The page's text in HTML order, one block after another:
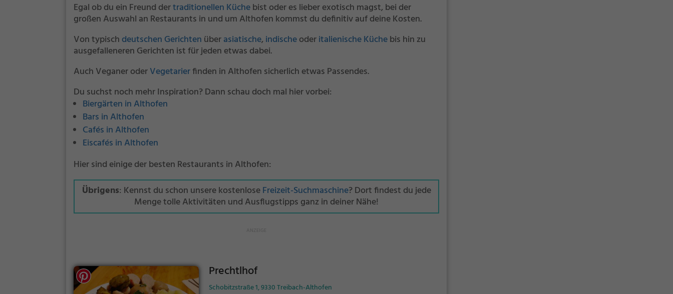
Egal ob du ein Freund dertraditionellen Küchebist oder es lieber exotisch magst, bei der
großen Auswahl an Restaurants in und um Althofen kommst du definitiv auf deine Kosten.
Von typisch deutschen Gerichten überasiatische,indischeoderitalienische Küchebis hin zu
ausgefalleneren Gerichten ist für jeden etwas dabei.
Auch Veganer oderVegetarierfinden in Althofen sicherlich etwas Passendes.
Du suchst noch mehr Inspiration? Dann schau doch mal hier vorbei:
Biergärten in Althofen
Bars in Althofen
Cafés in Althofen
Eiscafés in Althofen
Hier sind einige der besten Restaurants in Althofen:
Übrigens: Kennst du schon unsere kostenloseFreizeit-Suchmaschine? Dort findest du jede
Menge tolle Aktivitäten und Ausflugstipps ganz in deiner Nähe!
Prechtlhof
Schobitzstraße 1, 9330 Treibach-Althofen